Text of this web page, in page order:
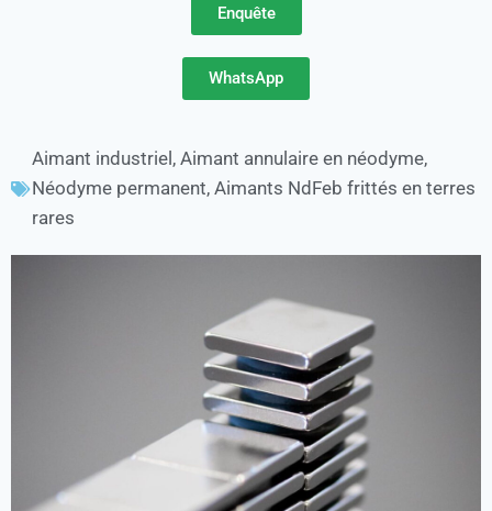
Enquête
WhatsApp
Aimant industriel , Aimant annulaire en néodyme,
Néodyme permanent, Aimants NdFeb frittés en terres
rares